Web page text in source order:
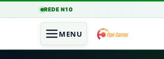
REDE N10
MENU